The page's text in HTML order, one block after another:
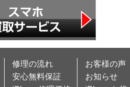
修理の流れ
安心無料保証
お客様の声
お知らせ